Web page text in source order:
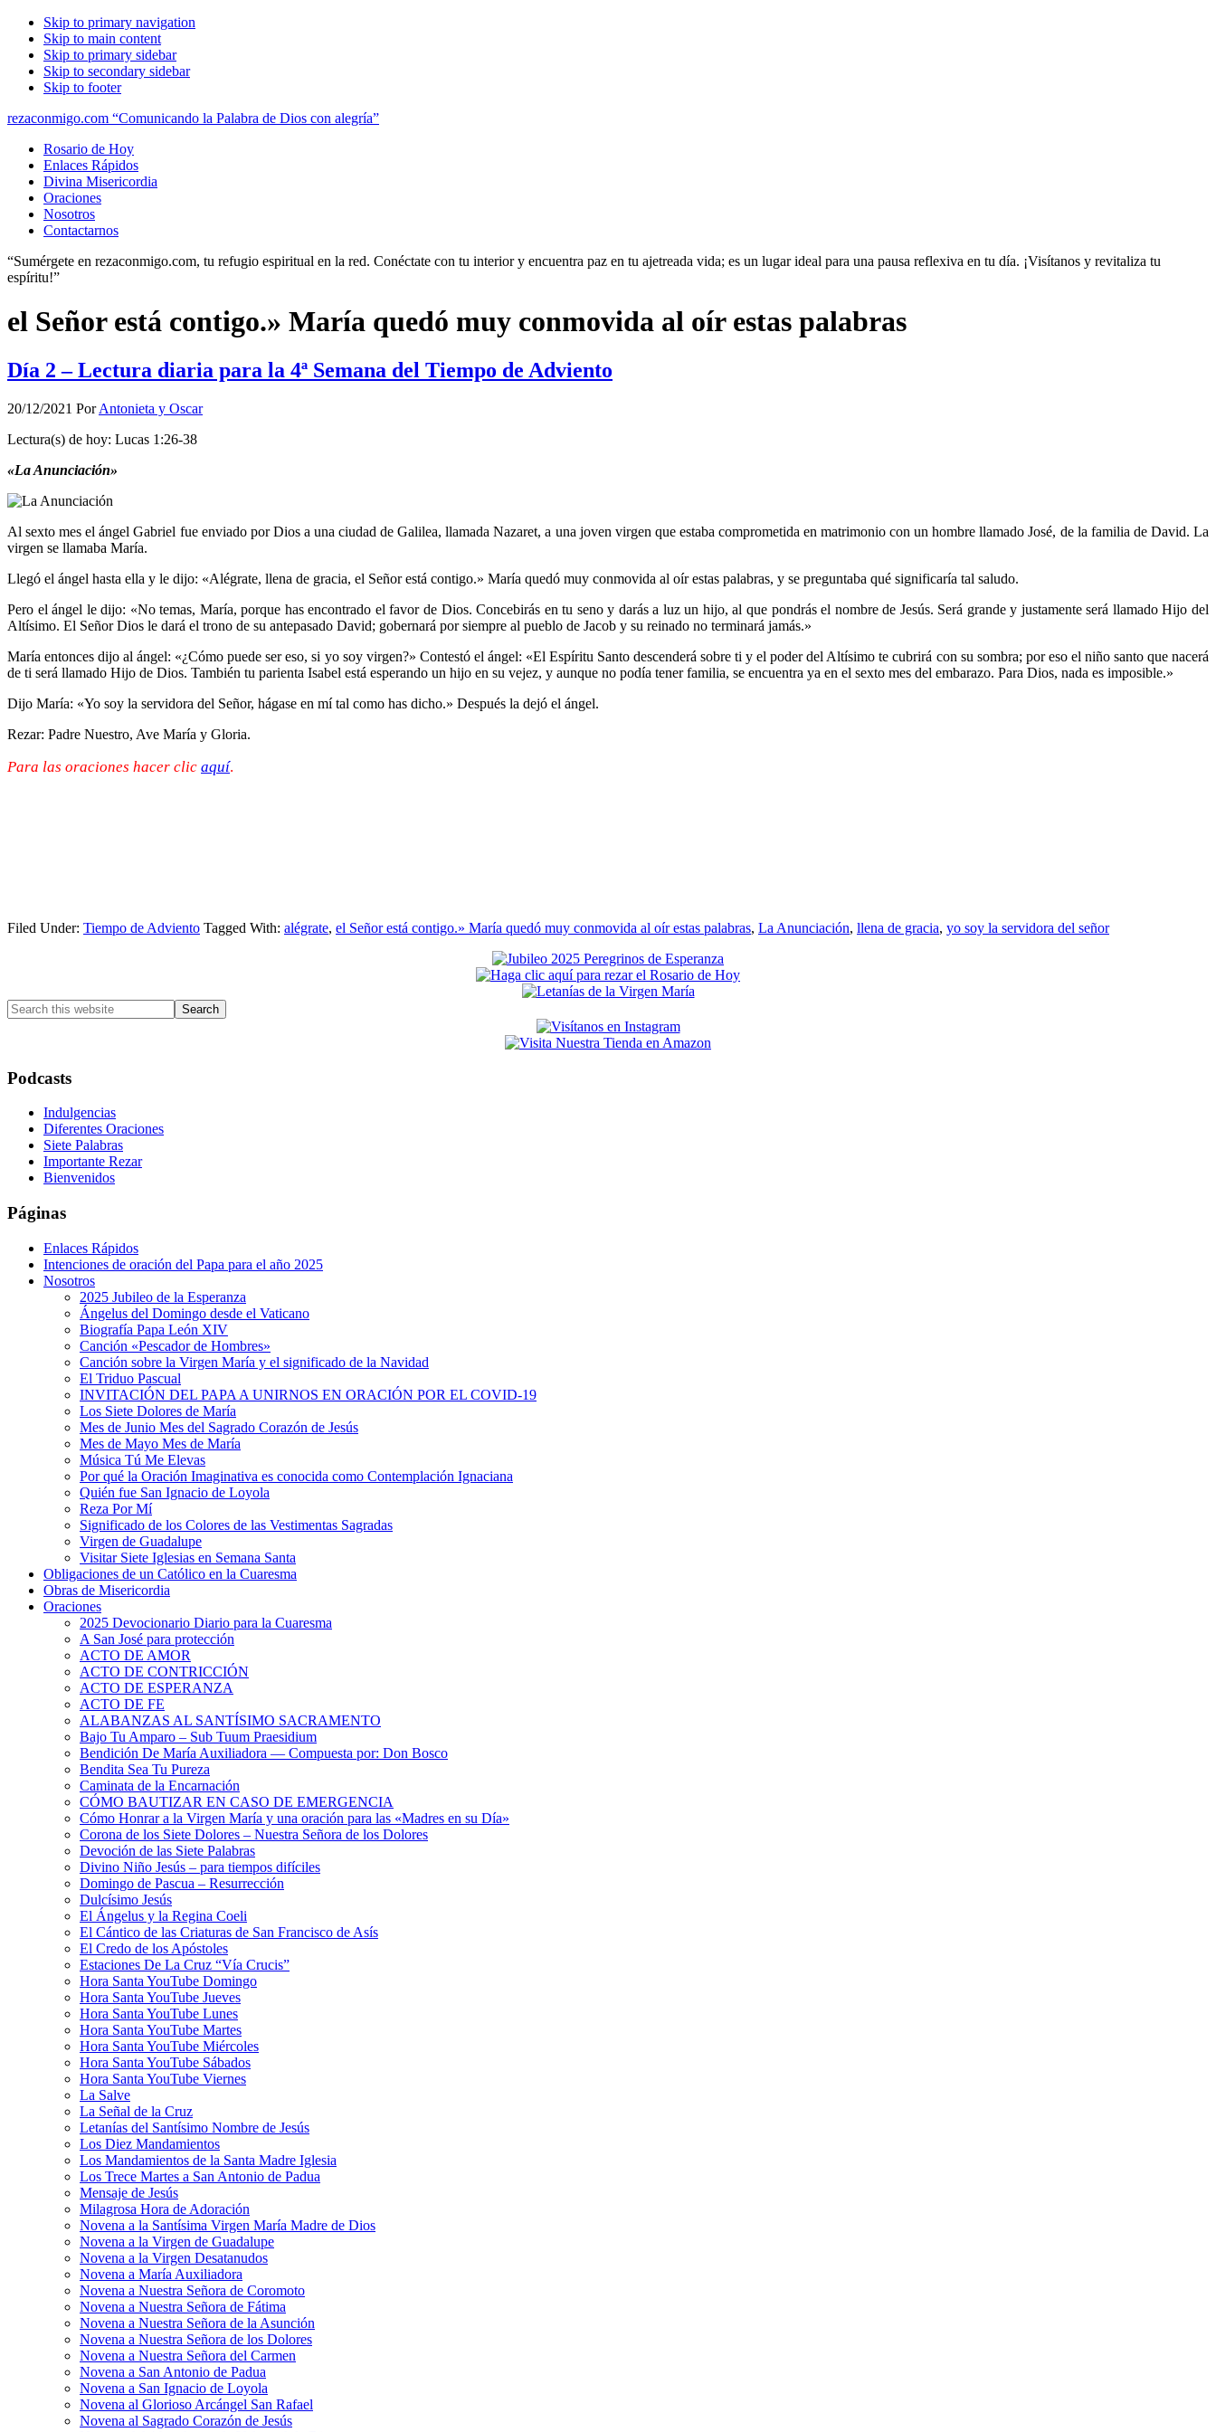
Skip to primary navigation
Skip to main content
Skip to primary sidebar
Skip to secondary sidebar
Skip to footer
rezaconmigo.com “Comunicando la Palabra de Dios con alegría”
Rosario de Hoy
Enlaces Rápidos
Divina Misericordia
Oraciones
Nosotros
Contactarnos
“Sumérgete en rezaconmigo.com, tu refugio espiritual en la red. Conéctate con tu interior y encuentra paz en tu ajetreada vida; es un lugar ideal para una pausa reflexiva en tu día. ¡Visítanos y revitaliza tu
espíritu!”
el Señor está contigo.» María quedó muy conmovida al oír estas palabras
Día 2 – Lectura diaria para la 4ª Semana del Tiempo de Adviento
20/12/2021 PorAntonieta y Oscar
Lectura(s) de hoy: Lucas 1:26-38
«La Anunciación»
Al sexto mes el ángel Gabriel fue enviado por Dios a una ciudad de Galilea, llamada Nazaret, a una joven virgen que estaba comprometida en matrimonio con un hombre llamado José, de la familia de David. La
virgen se llamaba María.
Llegó el ángel hasta ella y le dijo: «Alégrate, llena de gracia, el Señor está contigo.» María quedó muy conmovida al oír estas palabras, y se preguntaba qué significaría tal saludo.
Pero el ángel le dijo: «No temas, María, porque has encontrado el favor de Dios. Concebirás en tu seno y darás a luz un hijo, al que pondrás el nombre de Jesús. Será grande y justamente será llamado Hijo del
Altísimo. El Señor Dios le dará el trono de su antepasado David; gobernará por siempre al pueblo de Jacob y su reinado no terminará jamás.»
María entonces dijo al ángel: «¿Cómo puede ser eso, si yo soy virgen?» Contestó el ángel: «El Espíritu Santo descenderá sobre ti y el poder del Altísimo te cubrirá con su sombra; por eso el niño santo que nacerá
de ti será llamado Hijo de Dios. También tu parienta Isabel está esperando un hijo en su vejez, y aunque no podía tener familia, se encuentra ya en el sexto mes del embarazo. Para Dios, nada es imposible.»
Dijo María: «Yo soy la servidora del Señor, hágase en mí tal como has dicho.» Después la dejó el ángel.
Rezar: Padre Nuestro, Ave María y Gloria.
Para las oraciones hacer clic aquí.
Filed Under: Tiempo de Adviento Tagged With: alégrate, el Señor está contigo.» María quedó muy conmovida al oír estas palabras, La Anunciación, llena de gracia, yo soy la servidora del señor
Search
this
Podcasts
Indulgencias
Diferentes Oraciones
Siete Palabras
Importante Rezar
Bienvenidos
Páginas
Enlaces Rápidos
Intenciones de oración del Papa para el año 2025
Nosotros
2025 Jubileo de la Esperanza
Ángelus del Domingo desde el Vaticano
Biografía Papa León XIV
Canción «Pescador de Hombres»
Canción sobre la Virgen María y el significado de la Navidad
El Triduo Pascual
INVITACIÓN DEL PAPA A UNIRNOS EN ORACIÓN POR EL COVID-19
Los Siete Dolores de María
Mes de Junio Mes del Sagrado Corazón de Jesús
Mes de Mayo Mes de María
Música Tú Me Elevas
Por qué la Oración Imaginativa es conocida como Contemplación Ignaciana
Quién fue San Ignacio de Loyola
Reza Por Mí
Significado de los Colores de las Vestimentas Sagradas
Virgen de Guadalupe
Visitar Siete Iglesias en Semana Santa
Obligaciones de un Católico en la Cuaresma
Obras de Misericordia
Oraciones
2025 Devocionario Diario para la Cuaresma
A San José para protección
ACTO DE AMOR
ACTO DE CONTRICCIÓN
ACTO DE ESPERANZA
ACTO DE FE
ALABANZAS AL SANTÍSIMO SACRAMENTO
Bajo Tu Amparo – Sub Tuum Praesidium
Bendición De María Auxiliadora — Compuesta por: Don Bosco
Bendita Sea Tu Pureza
Caminata de la Encarnación
CÓMO BAUTIZAR EN CASO DE EMERGENCIA
Cómo Honrar a la Virgen María y una oración para las «Madres en su Día»
Corona de los Siete Dolores – Nuestra Señora de los Dolores
Devoción de las Siete Palabras
Divino Niño Jesús – para tiempos difíciles
Domingo de Pascua – Resurrección
Dulcísimo Jesús
El Ángelus y la Regina Coeli
El Cántico de las Criaturas de San Francisco de Asís
El Credo de los Apóstoles
Estaciones De La Cruz “Vía Crucis”
Hora Santa YouTube Domingo
Hora Santa YouTube Jueves
Hora Santa YouTube Lunes
Hora Santa YouTube Martes
Hora Santa YouTube Miércoles
Hora Santa YouTube Sábados
Hora Santa YouTube Viernes
La Salve
La Señal de la Cruz
Letanías del Santísimo Nombre de Jesús
Los Diez Mandamientos
Los Mandamientos de la Santa Madre Iglesia
Los Trece Martes a San Antonio de Padua
Mensaje de Jesús
Milagrosa Hora de Adoración
Novena a la Santísima Virgen María Madre de Dios
Novena a la Virgen de Guadalupe
Novena a la Virgen Desatanudos
Novena a María Auxiliadora
Novena a Nuestra Señora de Coromoto
Novena a Nuestra Señora de Fátima
Novena a Nuestra Señora de la Asunción
Novena a Nuestra Señora de los Dolores
Novena a Nuestra Señora del Carmen
Novena a San Antonio de Padua
Novena a San Ignacio de Loyola
Novena al Glorioso Arcángel San Rafael
Novena al Sagrado Corazón de Jesús